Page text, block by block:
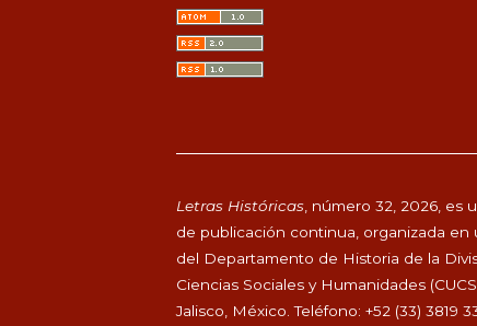
Letras Históricas , número 32, 2026,
de publicación continua, organizada en
del Departamento de Historia de la
Ciencias Sociales y Humanidades
Jalisco, México. Teléfono: +52 (33) 3819